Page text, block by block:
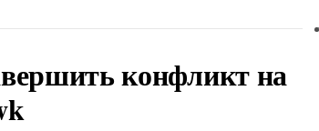
конфликт на